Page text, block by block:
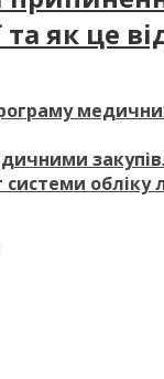
та як це
обліку